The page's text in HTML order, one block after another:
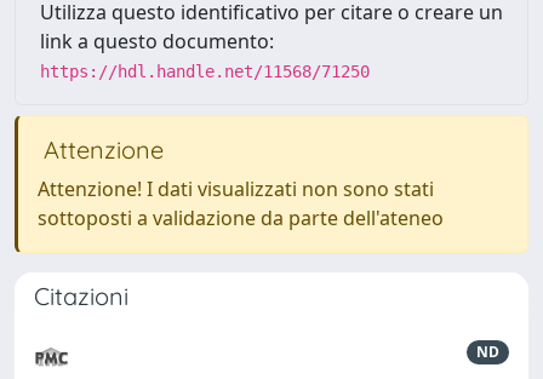
Utilizza questo identificativo per citare o creare un
link a questo documento:
https://hdl.handle.net/11568/71250
Attenzione
Attenzione! I dati visualizzati non sono stati
sottoposti a validazione da parte dell'ateneo
Citazioni
ND